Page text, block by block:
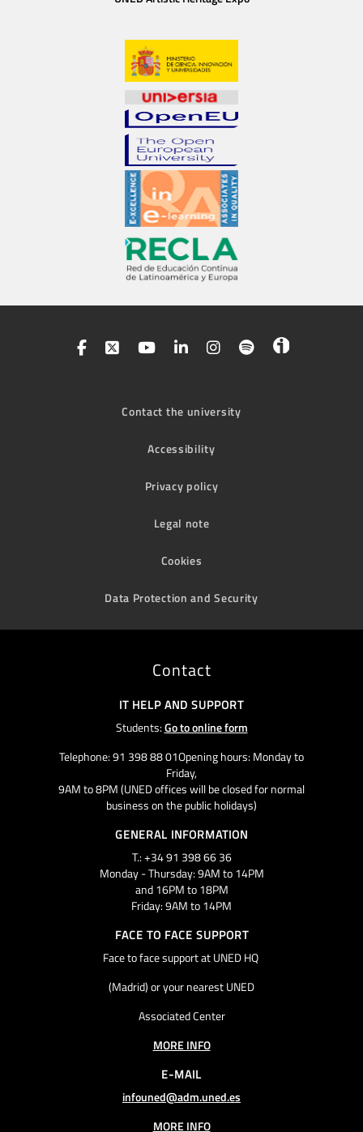
Contact the university
Accessibility
Privacy policy
Legal note
Cookies
Data Protection and Security
Contact
IT HELP AND SUPPORT
Students:Go to online form
Telephone: 91 398 88 01Opening hours: Monday to
Friday,
9AM to 8PM (UNED offices will be closed for normal
business on the public holidays)
GENERAL INFORMATION
T.: +34 91 398 66 36
Monday - Thursday: 9AM to 14PM
and 16PM to 18PM
Friday: 9AM to 14PM
FACE TO FACE SUPPORT
Face to face support at UNED HQ
(Madrid) or your nearest UNED
Associated Center
MORE INFO
E-MAIL
infouned@adm.uned.es
MORE INFO